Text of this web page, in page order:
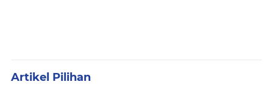
Artikel Pilihan